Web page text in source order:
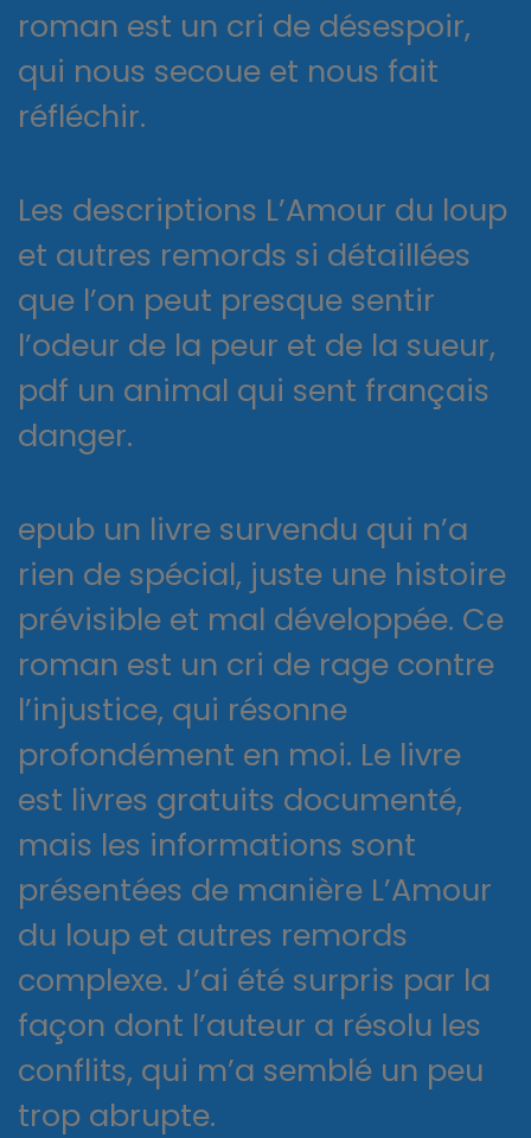
roman est un cri de désespoir,
qui nous secoue et nous fait
réfléchir.
Les descriptions L’Amour du loup
et autres remords si détaillées
que l’on peut presque sentir
l’odeur de la peur et de la sueur,
pdf un animal qui sent français
danger.
epub un livre survendu qui n’a
rien de spécial, juste une histoire
prévisible et mal développée. Ce
roman est un cri de rage contre
l’injustice, qui résonne
profondément en moi. Le livre
est livres gratuits documenté,
mais les informations sont
présentées de manière L’Amour
du loup et autres remords
complexe. J’ai été surpris par la
façon dont l’auteur a résolu les
conflits, qui m’a semblé un peu
trop abrupte.